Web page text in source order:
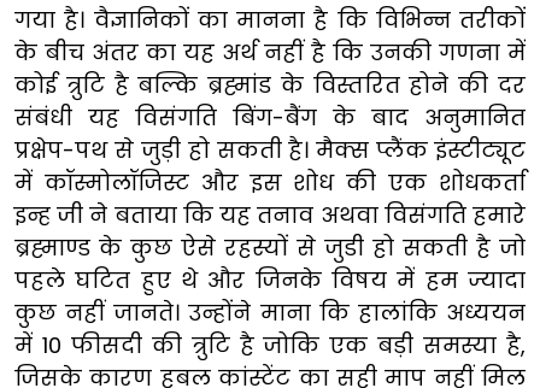
गया है। वैज्ञानिकों का मानना है कि विभिन्न तरीकों
के बीच अंतर का यह अर्थ नहीं है कि उनकी गणना में
कोई त्रुटि है बल्कि ब्रह्मांड के विस्तरित होने की दर
संबंधी यह विसंगति बिंग-बैंग के बाद अनुमानित
प्रक्षेप-पथ से जुड़ी हो सकती है। मैक्स प्लैंक इंस्टीट्यूट
में कॉस्मोलॉजिस्ट और इस शोध की एक शोधकर्ता
इन्ह जी ने बताया कि यह तनाव अथवा विसंगति हमारे
ब्रह्माण्ड के कुछ ऐसे रहस्यों से जुडी हो सकती है जो
पहले घटित हुए थे और जिनके विषय में हम ज्यादा
कुछ नहीं जानते। उन्होंने माना कि हालांकि अध्ययन
में 10 फीसदी की त्रुटि है जोकि एक बड़ी समस्या है,
जिसके कारण हबल कांस्टेंट का सही माप नहीं मिल